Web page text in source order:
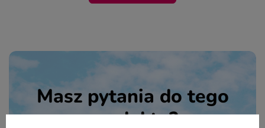
Masz pytania do tego
produktu?